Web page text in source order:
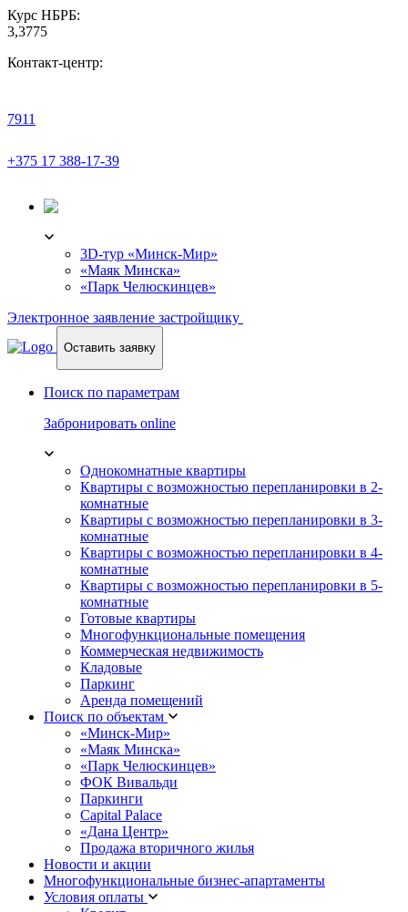
Курс НБРБ:
3,3775
Контакт-центр:
7911
+375 17 388-17-39
3D-тур «Минск-Мир»
«Маяк Минска»
«Парк Челюскинцев»
Электронное заявление застройщику
Оставить заявку
Поиск по параметрам
Забронировать online
Однокомнатные квартиры
Квартиры с возможностью перепланировки в 2-
комнатные
Квартиры с возможностью перепланировки в 3-
комнатные
Квартиры с возможностью перепланировки в 4-
комнатные
Квартиры с возможностью перепланировки в 5-
комнатные
Готовые квартиры
Многофункциональные помещения
Коммерческая недвижимость
Кладовые
Паркинг
Аренда помещений
Поиск по объектам
«Минск-Мир»
«Маяк Минска»
«Парк Челюскинцев»
ФОК Вивальди
Паркинги
Capital Palace
«Дана Центр»
Продажа вторичного жилья
Новости и акции
Многофункциональные бизнес-апартаменты
Условия оплаты